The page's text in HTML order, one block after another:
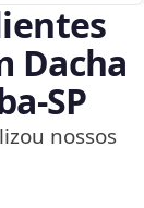
Dacha
nossos